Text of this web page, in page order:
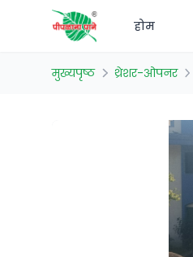
होम
मुख्यपृष्ठ थ्रेशर-ओपनर